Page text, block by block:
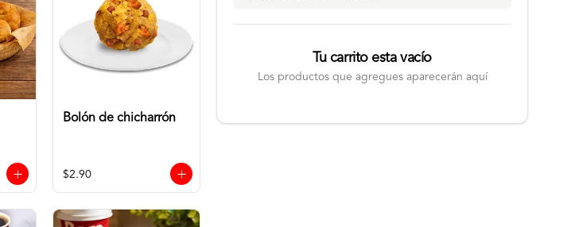
Bolón de chicharrón
$2.90
Tu carrito esta vacío
Los productos que agregues aparecerán aquí